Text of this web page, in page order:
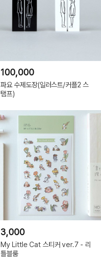
100,000
파요 수제도장(일러스트/커플2 스
탬프)
3,000
My Little Cat 스티커 ver.7 - 리
틀블룸